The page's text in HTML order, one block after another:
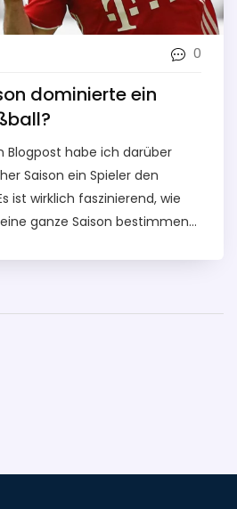
0
dominierte ein
Blogpost habe ich darüber
Saison ein Spieler den
ist wirklich faszinierend, wie
ganze Saison bestimmen
Siegen geführt haben. Bleibt